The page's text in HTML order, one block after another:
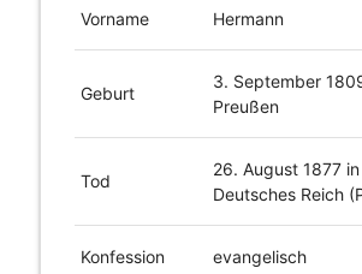
Vorname Hermann
Geburt
3. September
Preußen
Tod
26. August 1877in
Deutsches Reich
Konfession evangelisch